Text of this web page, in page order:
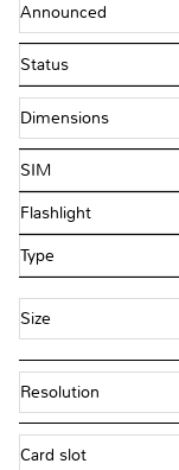
Announced
Status
Dimensions
SIM
Flashlight
Type
Size
Resolution
Card slot